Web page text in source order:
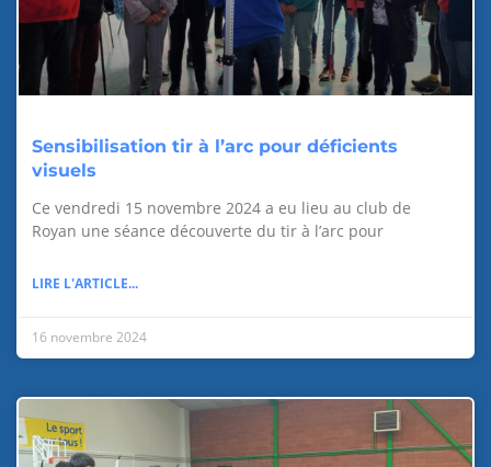
Sensibilisation tir à l’arc pour déficients
visuels
Ce vendredi 15 novembre 2024 a eu lieu au club de
Royan une séance découverte du tir à l’arc pour
LIRE L'ARTICLE...
16 novembre 2024